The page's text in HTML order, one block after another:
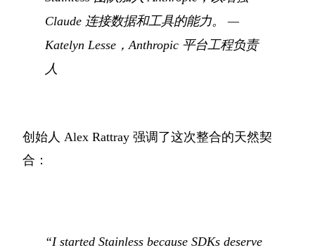
Claude 连接数据和工具的能力。
—
Katelyn Lesse，Anthropic 平台工程负责
人
创始人 Alex Rattray 强调了这次整合的天然契
合：
“I started Stainless because SDKs deserve